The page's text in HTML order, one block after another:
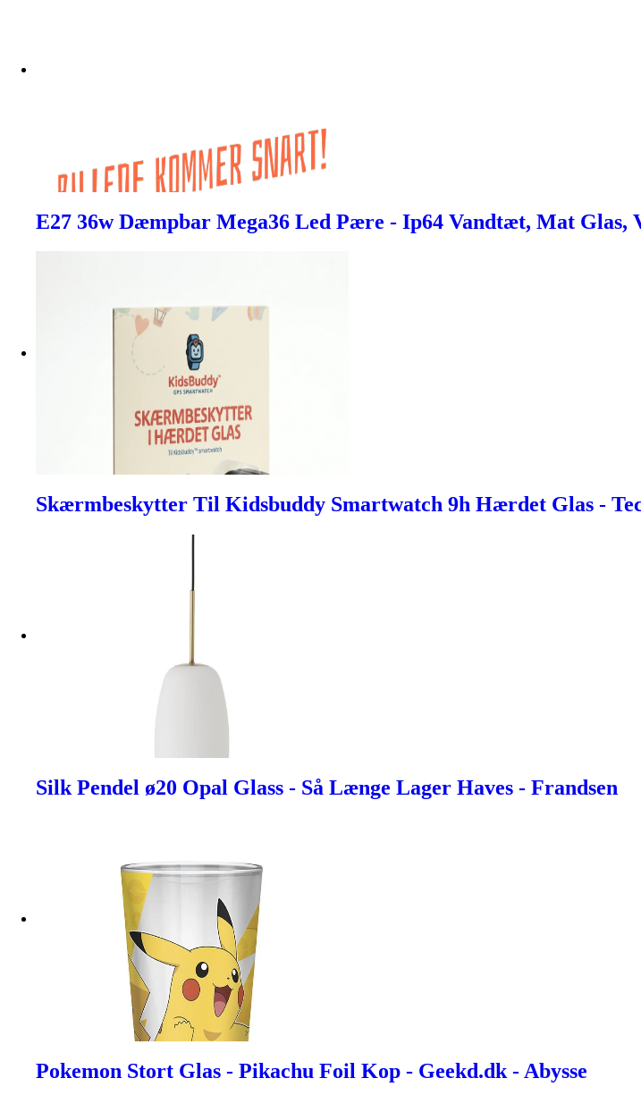
E27 36w Dæmpbar Mega36 Led Pære - Ip64 Vandtæt, Mat
Skærmbeskytter Til Kidsbuddy Smartwatch 9h Hærdet Glas -
Silk Pendel ø20 Opal Glass - Så Længe Lager Haves - Frandsen
Pokemon Stort Glas - Pikachu Foil Kop - Geekd.dk - Abysse